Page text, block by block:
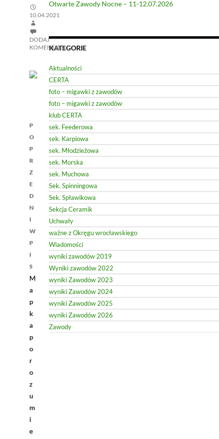
10.04.2021
DODAJ
KOMENTARZ
Nawigacja
wpisu
P
O
P
R
Z
E
D
N
I
W
P
I
S
M
a
p
k
a
p
o
r
o
z
u
m
i
e
Otwarte Zawody Nocne – 11-12.07.2026
KATEGORIE
Aktualności
CERTA
foto – migawki z zawodów
foto – migawki z zawodów
klub CERTA
sek. Feederowa
sek. Karpiowa
sek. Młodzieżowa
sek. Morska
sek. Muchowa
Sek. Spinningowa
Sek. Spławikowa
Sekcja Ceramik
Uchwały
ważne z Okręgu wrocławskiego
Wiadomości
wyniki zawodów 2019
Wyniki zawodów 2022
wyniki Zawodów 2023
wyniki Zawodów 2024
wyniki Zawodów 2025
wyniki Zawodów 2026
Zawody